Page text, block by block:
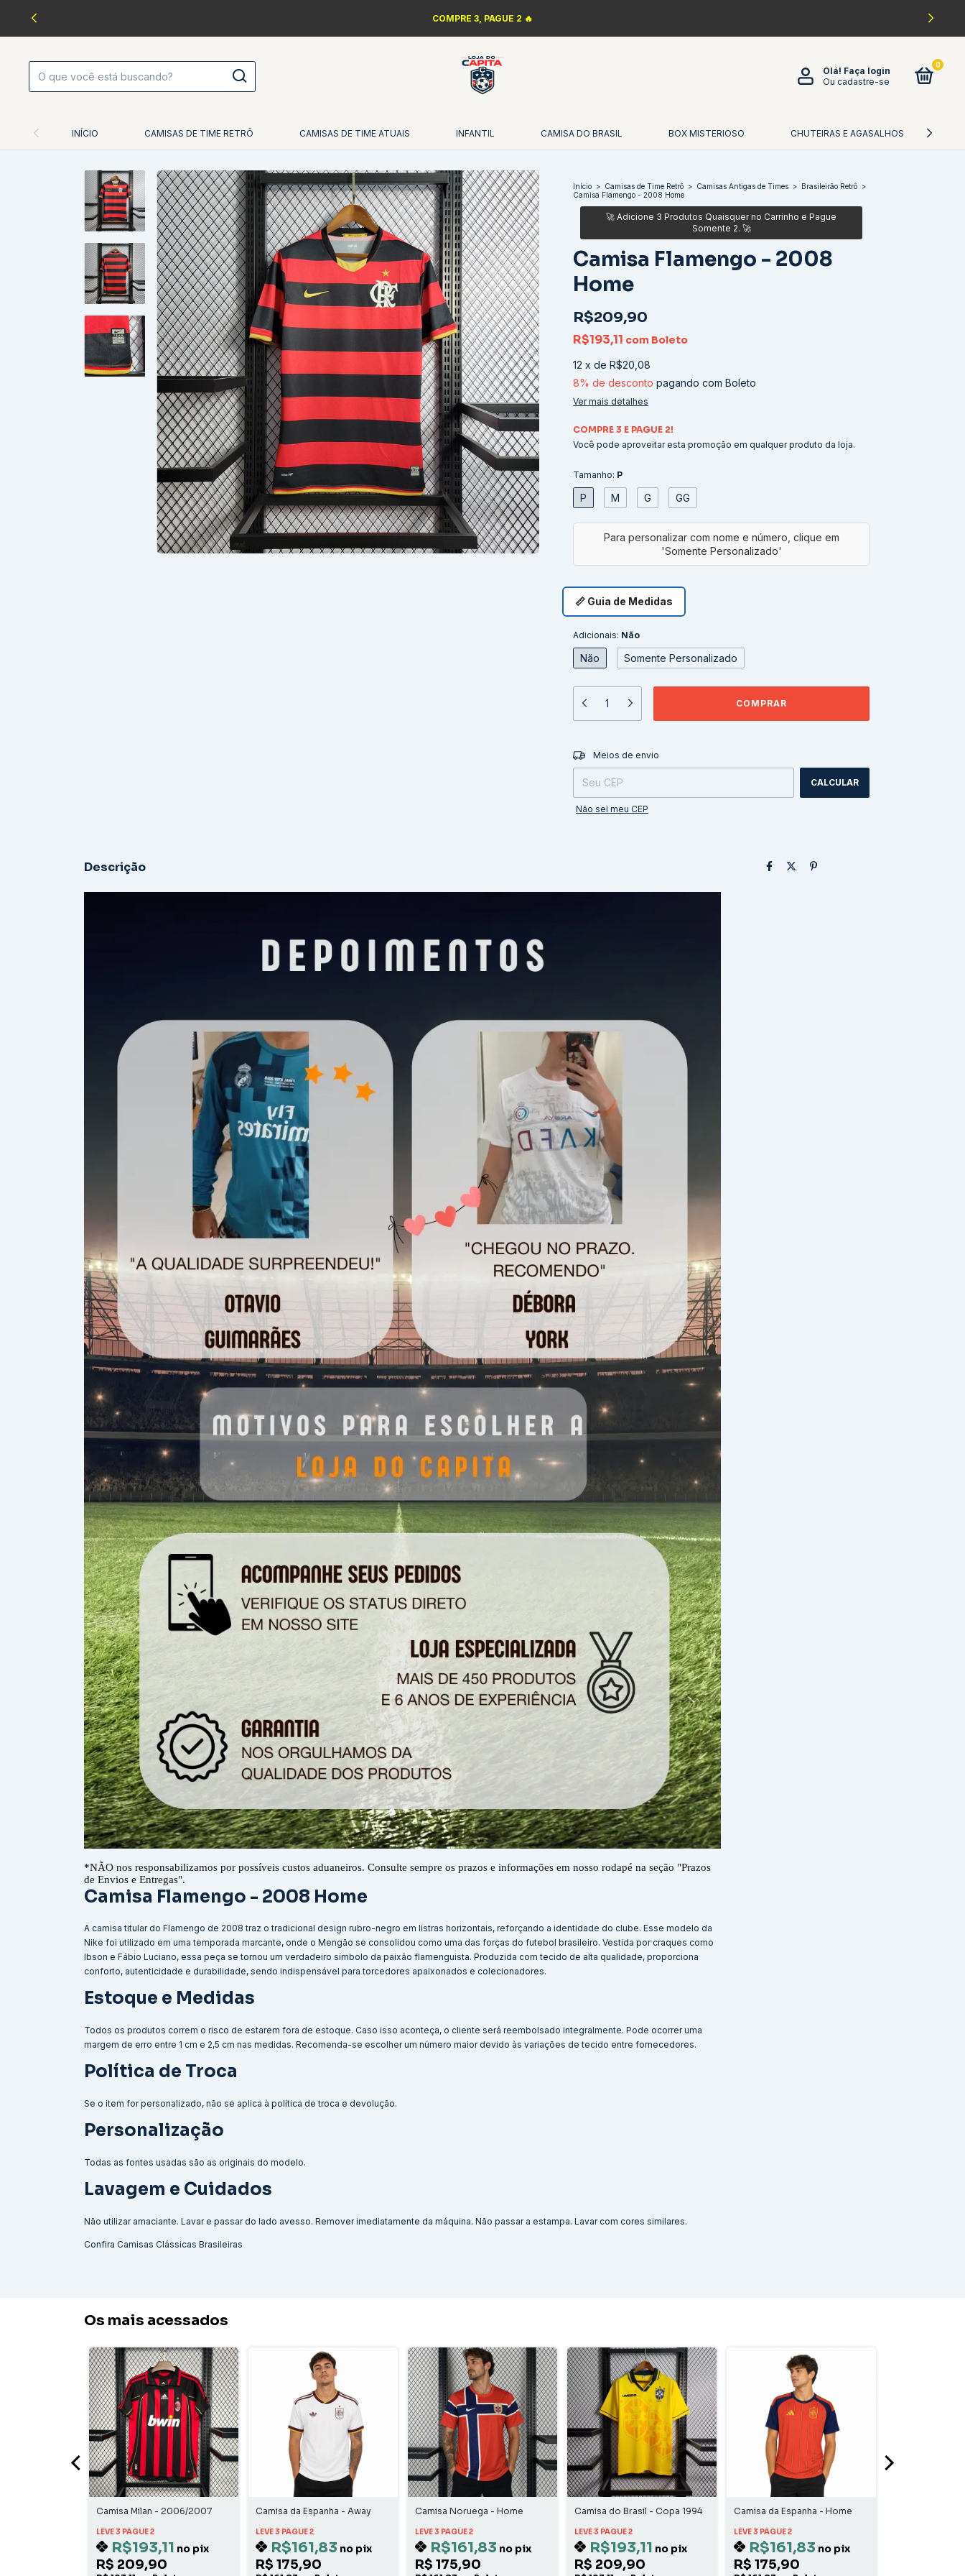
COMPRE 3, PAGUE 2 🔥
Olá! Faça login
Ou cadastre-se
0
INÍCIO CAMISAS DE TIME RETRÔ CAMISAS DE TIME ATUAIS INFANTIL CAMISA DO BRASIL BOX MISTERIOSO CHUTEIRAS E AGASALHOS
Início > Camisas de Time Retrô > Camisas Antigas de Times > Brasileirão Retrô >
Camisa Flamengo - 2008 Home
Camisa Flamengo - 2008
Home
R$209,90
R$193,11 com Boleto
12 x de R$20,08
8% de desconto pagando com Boleto
Ver mais detalhes
COMPRE 3 E PAGUE 2!
Você pode aproveitar esta promoção em qualquer produto da loja.
Tamanho: P
P M G GG
📏 Guia de Medidas
Adicionais: Não
Não Somente Personalizado
Entregas para o CEP:
Meios de envio
CALCULAR
Não sei meu CEP
Descrição
*NÃO nos responsabilizamos por possíveis custos aduaneiros. Consulte sempre os prazos e informações em nosso rodapé na seção "Prazos
de Envios e Entregas".
Camisa Flamengo - 2008 Home
A camisa titular do Flamengo de 2008 traz o tradicional design rubro-negro em listras horizontais, reforçando a identidade do clube. Esse modelo da
Nike foi utilizado em uma temporada marcante, onde o Mengão se consolidou como uma das forças do futebol brasileiro. Vestida por craques como
Ibson e Fábio Luciano, essa peça se tornou um verdadeiro símbolo da paixão flamenguista. Produzida com tecido de alta qualidade, proporciona
conforto, autenticidade e durabilidade, sendo indispensável para torcedores apaixonados e colecionadores.
Estoque e Medidas
Todos os produtos correm o risco de estarem fora de estoque. Caso isso aconteça, o cliente será reembolsado integralmente. Pode ocorrer uma
margem de erro entre 1 cm e 2,5 cm nas medidas. Recomenda-se escolher um número maior devido às variações de tecido entre fornecedores.
Política de Troca
Se o item for personalizado, não se aplica à política de troca e devolução.
Personalização
Todas as fontes usadas são as originais do modelo.
Lavagem e Cuidados
Não utilizar amaciante. Lavar e passar do lado avesso. Remover imediatamente da máquina. Não passar a estampa. Lavar com cores similares.
Confira Camisas Clássicas Brasileiras
Os mais acessados
Camisa Milan - 2006/2007
LEVE 3 PAGUE 2
R$193,11 no pix
R$ 209,90
Camisa da Espanha - Away
LEVE 3 PAGUE 2
R$161,83 no pix
R$ 175,90
Camisa Noruega - Home
LEVE 3 PAGUE 2
R$161,83 no pix
R$ 175,90
Camisa do Brasil - Copa 1994
LEVE 3 PAGUE 2
R$193,11 no pix
R$ 209,90
Camisa da Espanha - Home
LEVE 3 PAGUE 2
R$161,83 no pix
R$ 175,90